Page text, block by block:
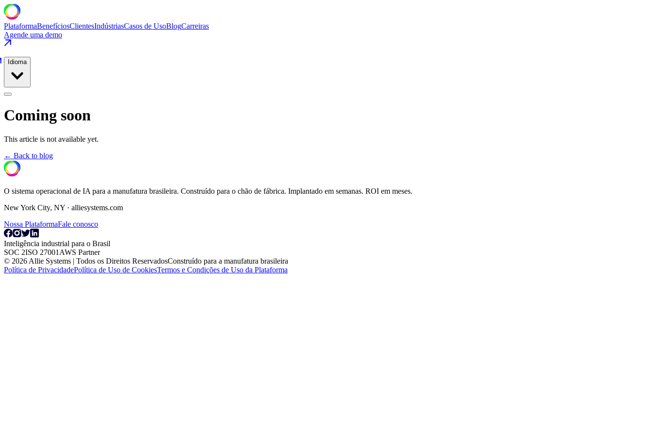
PlataformaBenefíciosClientesIndústriasCasos de UsoBlogCarreiras
Agende uma demo
Idioma
Coming soon
This article is not available yet.
← Back to blog
O sistema operacional de IA para a manufatura brasileira. Construído para o chão de fábrica. Implantado em semanas. ROI em meses.
New York City, NY · alliesystems.com
Nossa PlataformaFale conosco
Inteligência industrial para o Brasil
SOC 2ISO 27001 AWS Partner
© 2026 Allie Systems | Todos os Direitos ReservadosConstruído para a manufatura brasileira
Política de PrivacidadePolítica de Uso de CookiesTermos e Condições de Uso da Plataforma